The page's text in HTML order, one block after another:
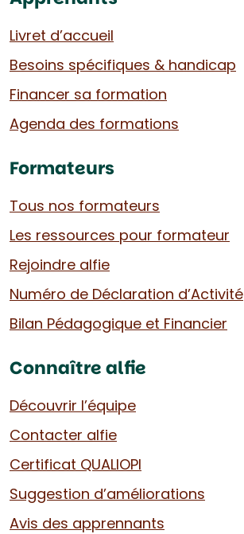
Livret d’accueil
Besoins spécifiques & handicap
Financer sa formation
Agenda des formations
Formateurs
Tous nos formateurs
Les ressources pour formateur
Rejoindre alfie
Numéro de Déclaration d’Activité
Bilan Pédagogique et Financier
Connaître alfie
Découvrir l’équipe
Contacter alfie
Certificat QUALIOPI
Suggestion d’améliorations
Avis des apprennants